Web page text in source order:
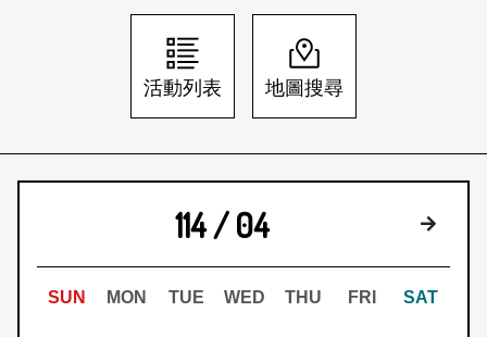
日本語 登入/註冊
活動列表 地圖搜尋
114 / 04 下個月
SUN MON TUE WED THU FRI SAT